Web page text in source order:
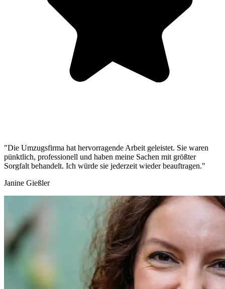
"Die Umzugsfirma hat hervorragende Arbeit geleistet. Sie waren
pünktlich, professionell und haben meine Sachen mit größter
Sorgfalt behandelt. Ich würde sie jederzeit wieder beauftragen."
Janine Gießler